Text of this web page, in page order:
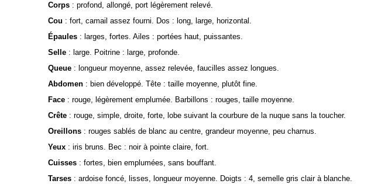
Corps : profond, allongé, port légèrement relevé.
Cou : fort, camail assez fourni. Dos : long, large, horizontal.
Épaules : larges, fortes. Ailes : portées haut, puissantes.
Selle : large. Poitrine : large, profonde.
Queue : longueur moyenne, assez relevée, faucilles assez longues.
Abdomen : bien développé. Tête : taille moyenne, plutôt fine.
Face : rouge, légèrement emplumée. Barbillons : rouges, taille moyenne.
Crête : rouge, simple, droite, forte, lobe suivant la courbure de la nuque sans la toucher.
Oreillons : rouges sablés de blanc au centre, grandeur moyenne, peu charnus.
Yeux : iris bruns. Bec : noir à pointe claire, fort.
Cuisses : fortes, bien emplumées, sans bouffant.
Tarses : ardoise foncé, lisses, longueur moyenne. Doigts : 4, semelle gris clair à blanche.